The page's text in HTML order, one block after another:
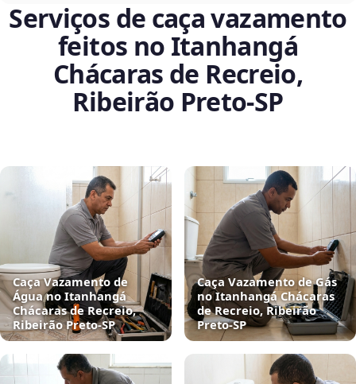
Serviços de caça vazamento
feitos no Itanhangá
Chácaras de Recreio,
Ribeirão Preto‑SP
Caça Vazamento de
Água no Itanhangá
Chácaras de Recreio,
Ribeirão Preto‑SP
Caça Vazamento de Gás
no Itanhangá Chácaras
de Recreio, Ribeirão
Preto‑SP